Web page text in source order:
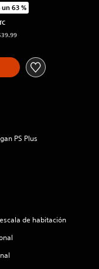
original de US$39.99
63 %
PS Plus
de habitación